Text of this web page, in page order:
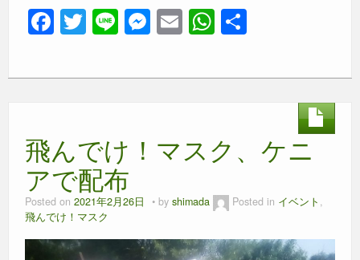
F
a
c
o
o
k
T
wi
tt
Li
n
e
M
e
ss
g
E
m
ail
W
h
at
p
p
飛んでけ！マスク、ケニ
アで配布
Posted on 2021年2月26日 by shimada Posted in イベント ,
飛んでけ！マスク